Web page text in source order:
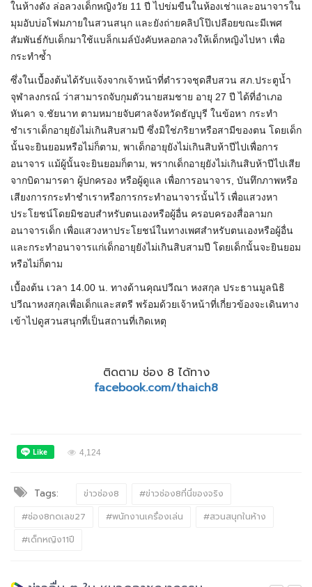
ในห้างดัง ล่อลวงเด็กหญิงวัย 11 ปี ไปข่มขืนในห้องเช่าและอนาจารใน
มุมอับบ่อโฟมภายในสวนสนุก และยังถ่ายคลิปโป๊เปลือยขณะมีเพศ
สัมพันธ์กับเด็กมาใช้แบล็กเมล์บังคับหลอกลวงให้เด็กหญิงไปหา เพื่อ
กระทำซ้ำ
ซึ่งในเบื้องต้นได้รับแจ้งจากเจ้าหน้าที่ตำรวจชุดสืบสวน สภ.ประตูน้ำ
จุฬาลงกรณ์ ว่าสามารถจับกุมตัวนายสมชาย อายุ 27 ปี ได้ที่อำเภอ
หันคา จ.ชัยนาท ตามหมายจับศาลจังหวัดธัญบุรี ในข้อหา กระทำ
ชำเราเด็กอายุยังไม่เกินสิบสามปี ซึ่งมิใช่ภริยาหรือสามีของตน โดยเด็ก
นั้นจะยินยอมหรือไม่ก็ตาม, พาเด็กอายุยังไม่เกินสิบห้าปีไปเพื่อการ
อนาจาร แม้ผู้นั้นจะยินยอมก็ตาม, พรากเด็กอายุยังไม่เกินสิบห้าปีไปเสีย
จากบิดามารดา ผู้ปกครอง หรือผู้ดูแล เพื่อการอนาจาร, บันทึกภาพหรือ
เสียงการกระทำชำเราหรือการกระทำอนาจารนั้นไว้ เพื่อแสวงหา
ประโยชน์โดยมิชอบสำหรับตนเองหรือผู้อื่น ครอบครองสื่อลามก
อนาจารเด็ก เพื่อแสวงหาประโยชน์ในทางเพศสำหรับตนเองหรือผู้อื่น
และกระทำอนาจารแก่เด็กอายุยังไม่เกินสิบสามปี โดยเด็กนั้นจะยินยอม
หรือไม่ก็ตาม
เบื้องต้น เวลา 14.00 น. ทางด้านคุณปวีณา หงสกุล ประธานมูลนิธิ
ปวีณาหงสกุลเพื่อเด็กและสตรี พร้อมด้วยเจ้าหน้าที่เกี่ยวข้องจะเดินทาง
เข้าไปดูสวนสนุกที่เป็นสถานที่เกิดเหตุ
ติดตาม ช่อง 8 ได้ทาง
facebook.com/thaich8
4,124
Tags: ข่าวช่อง8
#ข่าวช่อง8ที่นี่ของจริง
#ช่อง8กดเลข27
#พนักงานเครื่องเล่น
#สวนสนุกในห้าง
#เด็กหญิง11ปี